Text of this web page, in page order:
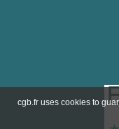
cgb.fr uses cookies to